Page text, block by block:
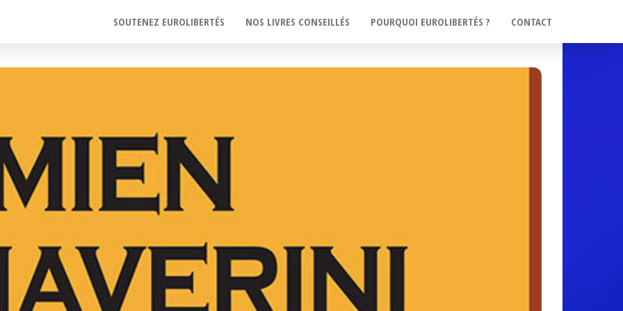
SOUTENEZ EUROLIBERTÉS NOS LIVRES CONSEILLÉS POURQUOI EUROLIBERTÉS ? CONTACT